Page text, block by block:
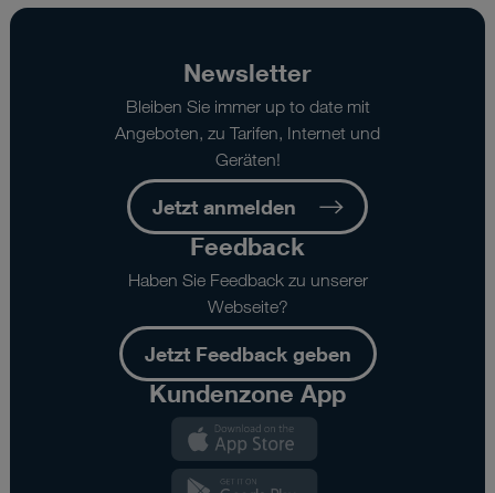
Newsletter
Bleiben Sie immer up to date mit
Angeboten, zu Tarifen, Internet und
Geräten!
Jetzt anmelden
Feedback
Haben Sie Feedback zu unserer
Webseite?
Jetzt Feedback geben
Kundenzone App